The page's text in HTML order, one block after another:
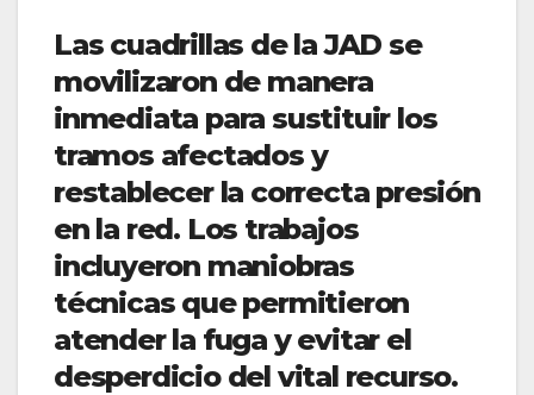
Las cuadrillas de la JAD se
movilizaron de manera
inmediata para sustituir los
tramos afectados y
restablecer la correcta presión
en la red. Los trabajos
incluyeron maniobras
técnicas que permitieron
atender la fuga y evitar el
desperdicio del vital recurso.